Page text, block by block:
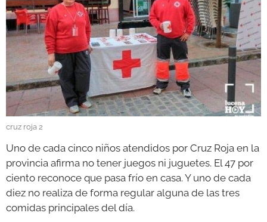
cruz roja 2
Uno de cada cinco niños atendidos por Cruz Roja en la
provincia afirma no tener juegos ni juguetes. El 47 por
ciento reconoce que pasa frío en casa. Y uno de cada
diez no realiza de forma regular alguna de las tres
comidas principales del día.